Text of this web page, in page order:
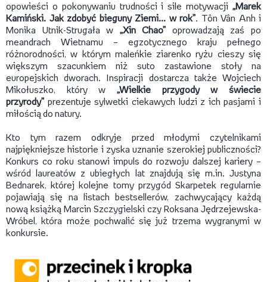
opowieści o pokonywaniu trudności i sile motywacji „Marek
Kamiński. Jak zdobyć bieguny Ziemi... w rok”. Tôn Vân Anh i
Monika Utnik-Strugała w „Xin Chao” oprowadzają zaś po
meandrach Wietnamu – egzotycznego kraju pełnego
różnorodności, w którym maleńkie ziarenko ryżu cieszy się
większym szacunkiem niż suto zastawione stoły na
europejskich dworach. Inspiracji dostarcza także Wojciech
Mikołuszko, który w „Wielkie przygody w świecie
przyrody” prezentuje sylwetki ciekawych ludzi z ich pasjami i
miłością do natury.
Kto tym razem odkryje przed młodymi czytelnikami
najpiękniejsze historie i zyska uznanie szerokiej publiczności?
Konkurs co roku stanowi impuls do rozwoju dalszej kariery –
wśród laureatów z ubiegłych lat znajdują się m.in. Justyna
Bednarek, której kolejne tomy przygód Skarpetek regularnie
pojawiają się na listach bestsellerów, zachwycający każdą
nową książką Marcin Szczygielski czy Roksana Jędrzejewska-
Wróbel, która może pochwalić się już trzema wygranymi w
konkursie.